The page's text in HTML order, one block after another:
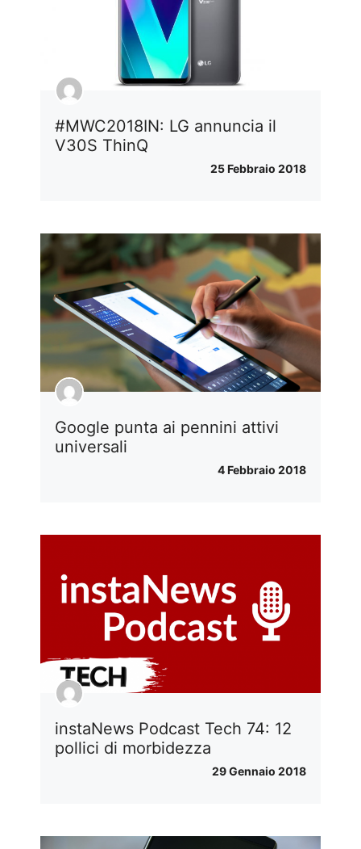
#MWC2018IN: LG annuncia il
V30S ThinQ
25 Febbraio 2018
Google punta ai pennini attivi
universali
4 Febbraio 2018
instaNews Podcast Tech 74: 12
pollici di morbidezza
29 Gennaio 2018